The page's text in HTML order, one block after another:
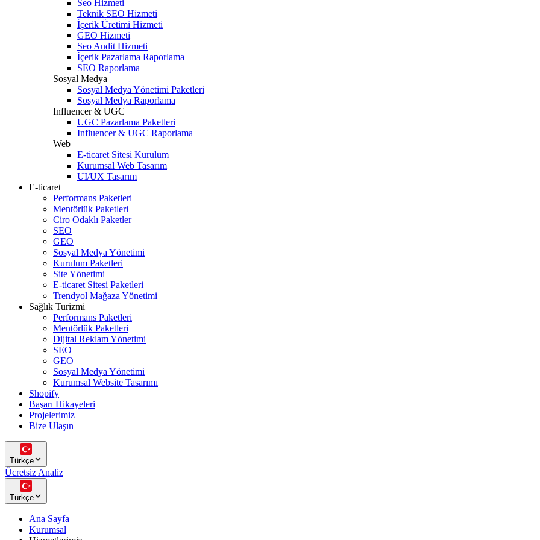
Seo Hizmeti
Teknik SEO Hizmeti
İçerik Üretimi Hizmeti
GEO Hizmeti
Seo Audit Hizmeti
İçerik Pazarlama Raporlama
SEO Raporlama
Sosyal Medya
Sosyal Medya Yönetimi Paketleri
Sosyal Medya Raporlama
Influencer & UGC
UGC Pazarlama Paketleri
Influencer & UGC Raporlama
Web
E-ticaret Sitesi Kurulum
Kurumsal Web Tasarım
UI/UX Tasarım
E-ticaret
Performans Paketleri
Mentörlük Paketleri
Ciro Odaklı Paketler
SEO
GEO
Sosyal Medya Yönetimi
Kurulum Paketleri
Site Yönetimi
E-ticaret Sitesi Paketleri
Trendyol Mağaza Yönetimi
Sağlık Turizmi
Performans Paketleri
Mentörlük Paketleri
Dijital Reklam Yönetimi
SEO
GEO
Sosyal Medya Yönetimi
Kurumsal Website Tasarımı
Shopify
Başarı Hikayeleri
Projelerimiz
Bize Ulaşın
Türkçe
Ücretsiz Analiz
Türkçe
Ana Sayfa
Kurumsal